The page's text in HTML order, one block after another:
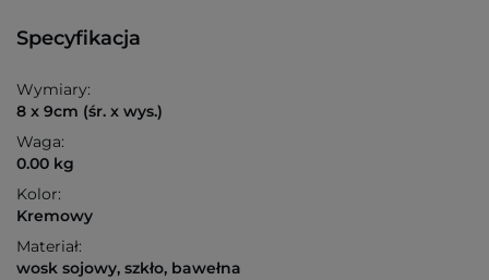
Specyfikacja
Wymiary:
8 x 9cm (śr. x wys.)
Waga:
0.00 kg
Kolor:
Kremowy
Materiał:
wosk sojowy, szkło, bawełna